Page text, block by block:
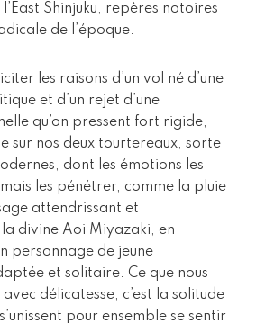
Shinjuku, repères notoires
de l’époque.
les raisons d’un vol né d’une
et d’un rejet d’une
qu’on pressent fort rigide,
sur nos deux tourtereaux, sorte
dont les émotions les
les pénétrer, comme la pluie
attendrissant et
divine Aoi Miyazaki, en
personnage de jeune
et solitaire. Ce que nous
délicatesse, c’est la solitude
pour ensemble se sentir